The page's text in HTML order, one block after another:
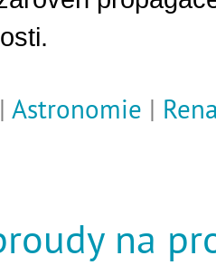
Astronomie |
na